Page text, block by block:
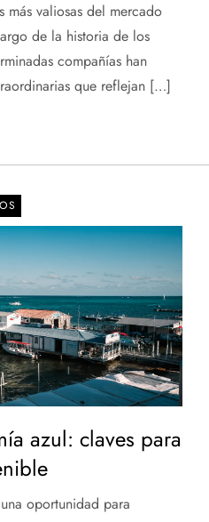
más valiosas del mercado
de la historia de los
compañías han
que reflejan […]
azul: claves para
oportunidad para